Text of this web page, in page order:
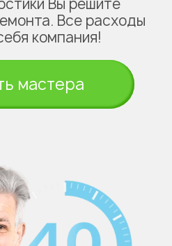
Вы решите
Все расходы
компания!
мастера